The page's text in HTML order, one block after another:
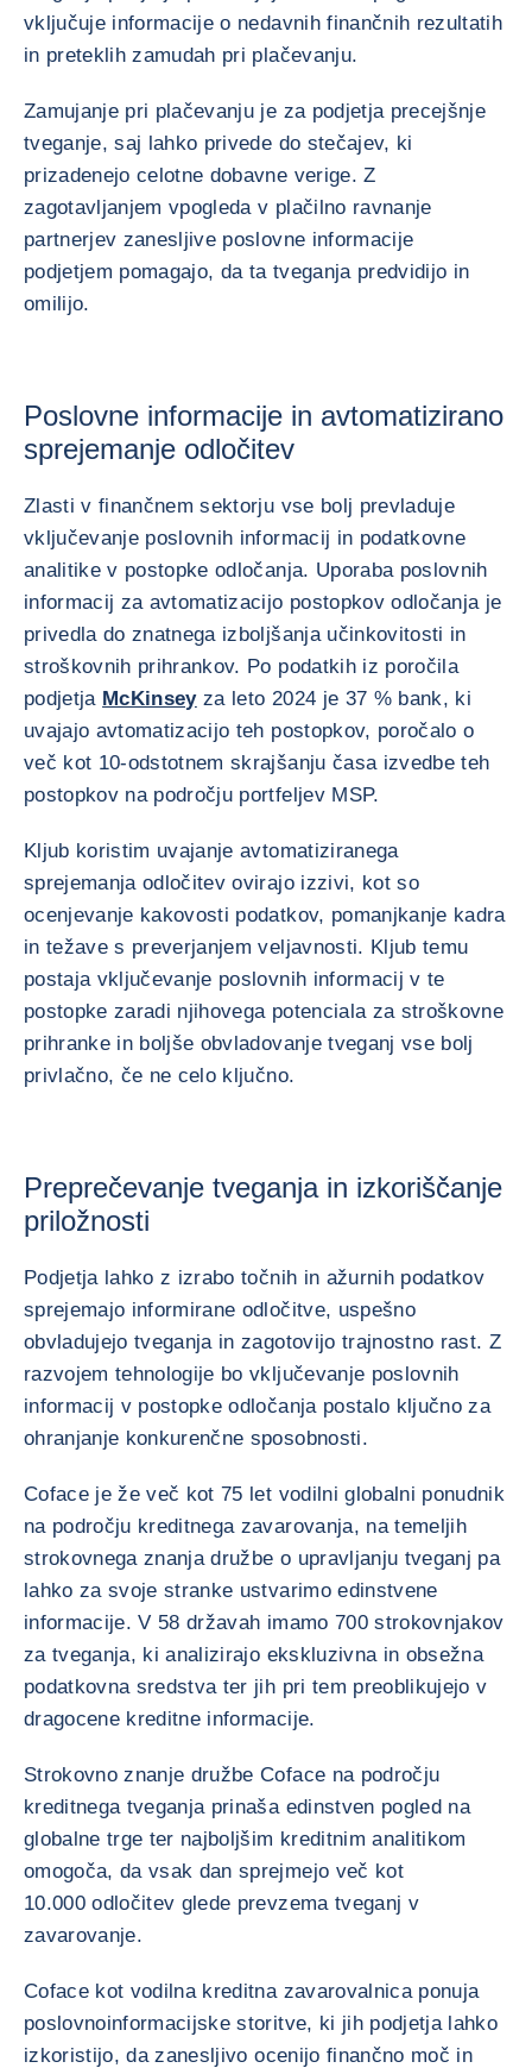
vključuje informacije o nedavnih finančnih rezultatih
in preteklih zamudah pri plačevanju.
Zamujanje pri plačevanju je za podjetja precejšnje
tveganje, saj lahko privede do stečajev, ki
prizadenejo celotne dobavne verige. Z
zagotavljanjem vpogleda v plačilno ravnanje
partnerjev zanesljive poslovne informacije
podjetjem pomagajo, da ta tveganja predvidijo in
omilijo.
Poslovne informacije in avtomatizirano
sprejemanje odločitev
Zlasti v finančnem sektorju vse bolj prevladuje
vključevanje poslovnih informacij in podatkovne
analitike v postopke odločanja. Uporaba poslovnih
informacij za avtomatizacijo postopkov odločanja je
privedla do znatnega izboljšanja učinkovitosti in
stroškovnih prihrankov. Po podatkih iz poročila
podjetja McKinseyza leto 2024 je 37 % bank, ki
uvajajo avtomatizacijo teh postopkov, poročalo o
več kot 10-odstotnem skrajšanju časa izvedbe teh
postopkov na področju portfeljev MSP.
Kljub koristim uvajanje avtomatiziranega
sprejemanja odločitev ovirajo izzivi, kot so
ocenjevanje kakovosti podatkov, pomanjkanje kadra
in težave s preverjanjem veljavnosti. Kljub temu
postaja vključevanje poslovnih informacij v te
postopke zaradi njihovega potenciala za stroškovne
prihranke in boljše obvladovanje tveganj vse bolj
privlačno, če ne celo ključno.
Preprečevanje tveganja in izkoriščanje
priložnosti
Podjetja lahko z izrabo točnih in ažurnih podatkov
sprejemajo informirane odločitve, uspešno
obvladujejo tveganja in zagotovijo trajnostno rast. Z
razvojem tehnologije bo vključevanje poslovnih
informacij v postopke odločanja postalo ključno za
ohranjanje konkurenčne sposobnosti.
Coface je že več kot 75 let vodilni globalni ponudnik
na področju kreditnega zavarovanja, na temeljih
strokovnega znanja družbe o upravljanju tveganj pa
lahko za svoje stranke ustvarimo edinstvene
informacije. V 58 državah imamo 700 strokovnjakov
za tveganja, ki analizirajo ekskluzivna in obsežna
podatkovna sredstva ter jih pri tem preoblikujejo v
dragocene kreditne informacije.
Strokovno znanje družbe Coface na področju
kreditnega tveganja prinaša edinstven pogled na
globalne trge ter najboljšim kreditnim analitikom
omogoča, da vsak dan sprejmejo več kot
10.000 odločitev glede prevzema tveganj v
zavarovanje.
Coface kot vodilna kreditna zavarovalnica ponuja
poslovnoinformacijske storitve, ki jih podjetja lahko
izkoristijo, da zanesljivo ocenijo finančno moč in